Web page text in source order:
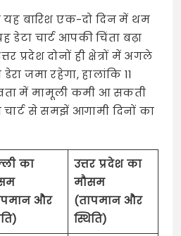
बारिश एक-दो दिन में थम
डेटा चार्ट आपकी चिंता बढ़ा
प्रदेश दोनों ही क्षेत्रों में अगले
जमा रहेगा, हालांकि 11
में मामूली कमी आ सकती
चार्ट से समझें आगामी दिनों का
का
और
उत्तर प्रदेश का
मौसम
(तापमान और
स्थिति)